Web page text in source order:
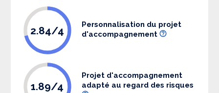
2.84/4
Personnalisation du projet
d'accompagnement
1.89/4
Projet d'accompagnement
adapté au regard des risques